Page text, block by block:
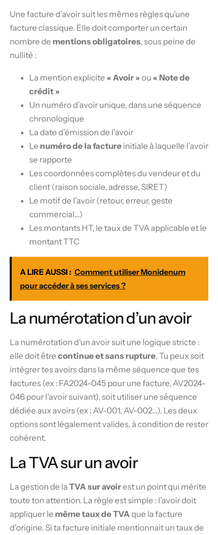
Une facture d’avoir suit les mêmes règles qu’une
facture classique. Elle doit comporter un certain
nombre de mentions obligatoires, sous peine de
nullité :
La mention explicite « Avoir » ou « Note de
crédit »
Un numéro d’avoir unique, dans une séquence
chronologique
La date d’émission de l’avoir
Le numéro de la facture initiale à laquelle l’avoir
se rapporte
Les coordonnées complètes du vendeur et du
client (raison sociale, adresse, SIRET)
Le motif de l’avoir (retour, erreur, geste
commercial…)
Les montants HT, le taux de TVA applicable et le
montant TTC
A LIRE AUSSI : Comment utiliser Monidenum
pour accéder à ses services ?
La numérotation d’un avoir
La numérotation d’un avoir suit une logique stricte :
elle doit être continue et sans rupture. Tu peux soit
intégrer tes avoirs dans la même séquence que tes
factures (ex : FA2024-045 pour une facture, AV2024-
046 pour l’avoir suivant), soit utiliser une séquence
dédiée aux avoirs (ex : AV-001, AV-002…). Les deux
options sont légalement valides, à condition de rester
cohérent.
La TVA sur un avoir
La gestion de la TVA sur avoirest un point qui mérite
toute ton attention. La règle est simple : l’avoir doit
appliquer le même taux de TVA que la facture
d’origine. Si ta facture initiale mentionnait un taux de